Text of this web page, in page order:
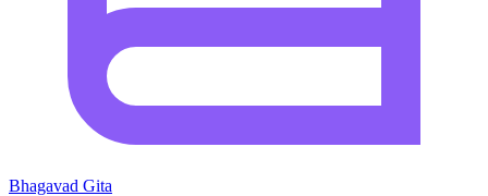
Bhagavad Gita